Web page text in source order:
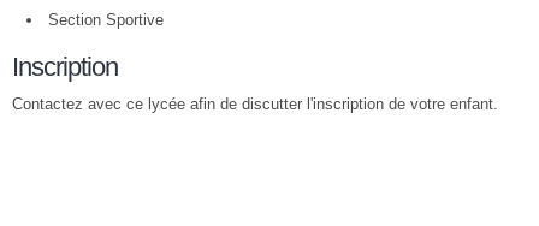
Section Sportive
Inscription
Contactez avec ce lycée afin de discutter l'inscription de votre enfant.